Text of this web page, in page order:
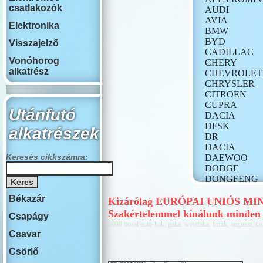
AUDI
AVIA
BMW
BYD
CADILLAC
CHERY
CHEVROLET
CHRYSLER
CITROEN
CUPRA
DACIA
DFSK
DR
DACIA
DAEWOO
DODGE
DONGFENG
FORD
GONOW
HONDA
Kizárólag EURÓPAI UNIÓS
Szakértelemmel kínálunk minden
5008 bosal auto-hak, galia, westfalia, brink, auguszt,
csatlakozók
Elektronika
Visszajelző
Vonóhorog
alkatrész
Utánfutó
alkatrészek
Keresés cikkszámra:
Békazár
Csapágy
Csavar
Csörlő